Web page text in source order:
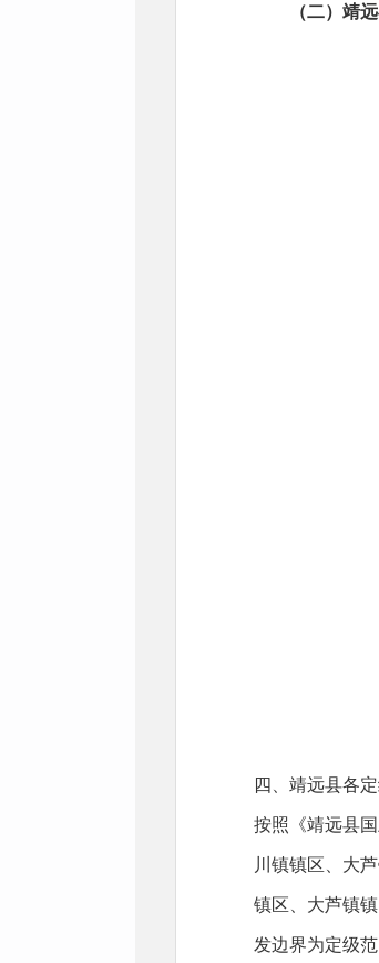
（二）靖
四、靖远县各
按照《靖远县
川镇镇区、大
镇区、大芦镇
发边界为定级范